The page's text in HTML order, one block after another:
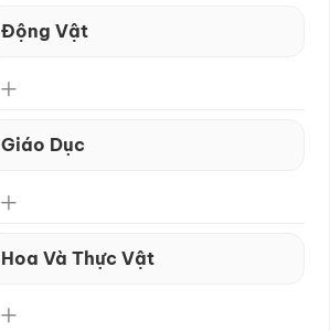
Động Vật
Giáo Dục
Hoa Và Thực Vật